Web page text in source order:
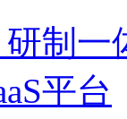
制
平台